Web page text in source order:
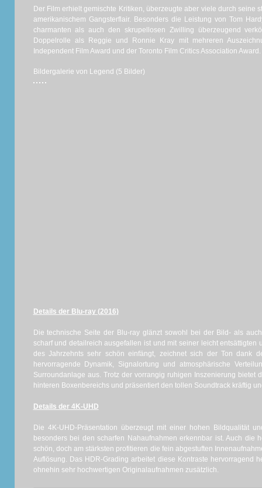
Der Film erhielt gemischte Kritiken, überzeugte aber viele durch seine
amerikanischem Gangsterflair. Besonders die Leistung von Tom
charmanten als auch den skrupellosen Zwilling überzeugend
Doppelrolle als Reggie und Ronnie Kray mit mehreren
Independent Film Award und der Toronto Film Critics Association Award.
Bildergalerie von Legend (5 Bilder)
Details der Blu-ray (2016)
Die technische Seite der Blu-ray glänzt sowohl bei der Bild- als
scharf und detailreich ausgefallen ist und mit seiner leicht entsättigten
des Jahrzehnts sehr schön einfängt, zeichnet sich der Ton dank
hervorragende Dynamik, Signalortung und atmosphärische
Surroundanlage aus. Trotz der vorrangig ruhigen Inszenierung bietet
hinteren Boxenbereichs und präsentiert den tollen Soundtrack kräftig
Details der 4K-UHD
Die 4K-UHD-Präsentation überzeugt mit einer hohen Bildqualität
besonders bei den scharfen Nahaufnahmen erkennbar ist. Auch die
schön, doch am stärksten profitieren die fein abgestuften
Auflösung. Das HDR-Grading arbeitet diese Kontraste hervorragend
ohnehin sehr hochwertigen Originalaufnahmen zusätzlich.